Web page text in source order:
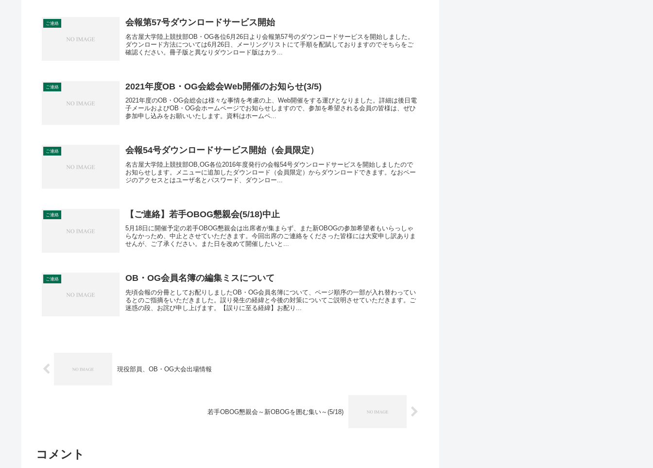
ご連絡 会報第57号ダウンロードサービス開始
名古屋大学陸上競技部OB・OG各位6月26日より会報第57号のダウンロードサービスを開始しました。
ダウンロード方法については6月26日、メーリングリストにて手順を配賦しておりますのでそちらをご
確認ください。冊子版と異なりダウンロード版はカラ...
ご連絡 2021年度OB・OG会総会Web開催のお知らせ(3/5)
2021年度のOB・OG会総会は様々な事情を考慮の上、Web開催をする運びとなりました。詳細は後日電
子メールおよびOB・OG会ホームページでお知らせしますので、参加を希望される会員の皆様は、ぜひ
参加申し込みをお願いいたします。資料はホームペ...
ご連絡 会報54号ダウンロードサービス開始（会員限定）
名古屋大学陸上競技部OB,OG各位2016年度発行の会報54号ダウンロードサービスを開始しましたので
お知らせします。メニューに追加したダウンロード（会員限定）からダウンロードできます。なおペー
ジのアクセスとはユーザ名とパスワード、ダウンロー...
ご連絡 【ご連絡】若手OBOG懇親会(5/18)中止
5月18日に開催予定の若手OBOG懇親会は出席者が集まらず、また新OBOGの参加希望者もいらっしゃ
らなかっため、中止とさせていただきます。今回出席のご連絡をくださった皆様には大変申し訳ありま
せんが、ご了承ください。また日を改めて開催したいと...
ご連絡 OB・OG会員名簿の編集ミスについて
先頃会報の分冊としてお配りしましたOB・OG会員名簿について、ページ順序の一部が入れ替わってい
るとのご指摘をいただきました。誤り発生の経緯と今後の対策についてご説明させていただきます。ご
迷惑の段、お詫び申し上げます。【誤りに至る経緯】お配り...
現役部員、OB・OG大会出場情報
若手OBOG懇親会～新OBOGを囲む集い～(5/18)
コメント